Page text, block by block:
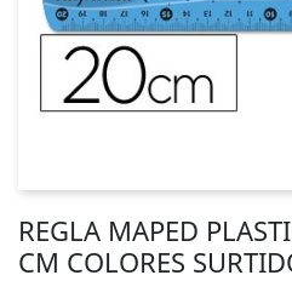
REGLA MAPED
CM COLORES